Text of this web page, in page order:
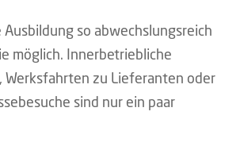
so abwechslungsreich
möglich. Innerbetriebliche
Werksfahrten zu Lieferanten oder
sind nur ein paar